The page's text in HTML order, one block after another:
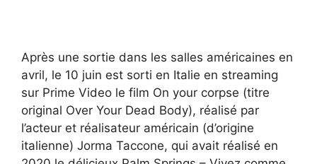
Après une sortie dans les salles américaines en
avril, le 10 juin est sorti en Italie en streaming
sur Prime Video le film On your corpse (titre
original Over Your Dead Body), réalisé par
l’acteur et réalisateur américain (d’origine
italienne) Jorma Taccone, qui avait réalisé en